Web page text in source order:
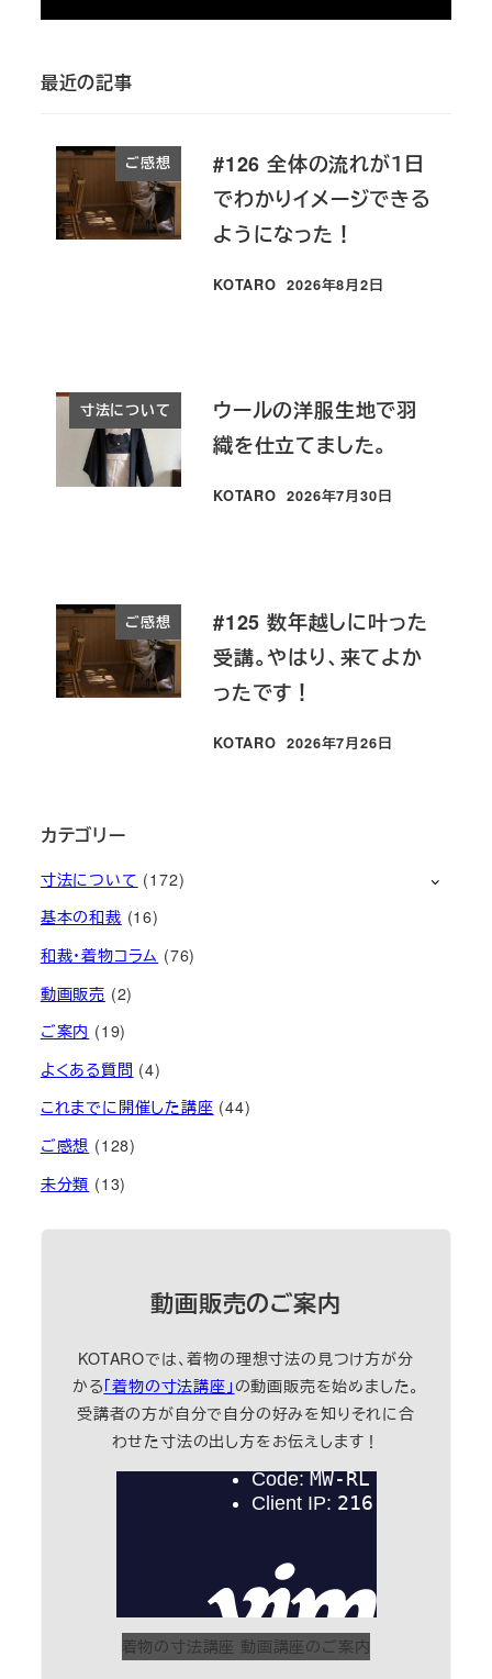
最近の記事
ご感想
#126 全体の流れが１日
でわかりイメージできる
ようになった！
KOTARO
投稿日
2026年8月2日
寸法について
ウールの洋服生地で羽
織を仕立てました。
KOTARO
投稿日
2026年7月30日
ご感想
#125 数年越しに叶った
受講。やはり、来てよか
ったです！
KOTARO
投稿日
2026年7月26日
カテゴリー
寸法について (172)
基本の和裁 (16)
和裁・着物コラム (76)
動画販売 (2)
ご案内 (19)
よくある質問 (4)
これまでに開催した講座 (44)
ご感想 (128)
未分類 (13)
動画販売のご案内
KOTAROでは、着物の理想寸法の見つけ方が分
かる「着物の寸法講座」 の動画販売を始めました。
受講者の方が自分で自分の好みを知りそれに合
わせた寸法の出し方をお伝えします！
着物の寸法講座 動画講座のご案内